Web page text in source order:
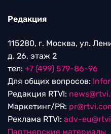
Редакция
115280, г. Москва, ул.
д. 26, этаж 2
тел: +7 (499) 579-86-96
Для общих вопросов:
Редакция RTVI:
Маркетинг/PR:
Реклама RTVI: adv-
Партнерские материалы